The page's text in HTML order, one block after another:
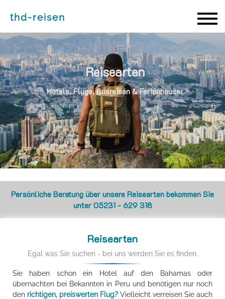
thd-reisen
Reisearten
Hotels, Flüge, Busreisen & Ferienhäuser
Persönliche Beratung über unsere Reisearten bekommen Sie
unter 05231 - 629 318
Reisearten
Egal was Sie suchen - bei uns werden Sie es finden.
Sie haben schon ein Hotel auf den Bahamas oder
übernachten bei Bekannten in Peru und benötigen nur noch
den richtigen, preiswerten Flug? Vielleicht verreisen Sie auch